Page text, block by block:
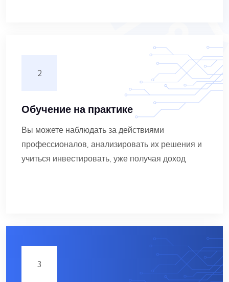
2
Обучение на практике
Вы можете наблюдать за действиями
профессионалов, анализировать их решения и
учиться инвестировать, уже получая доход
3